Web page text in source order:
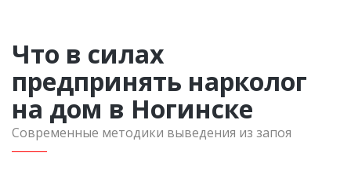
Что в силах
предпринять нарколог
на дом в Ногинске
Современные методики выведения из запоя